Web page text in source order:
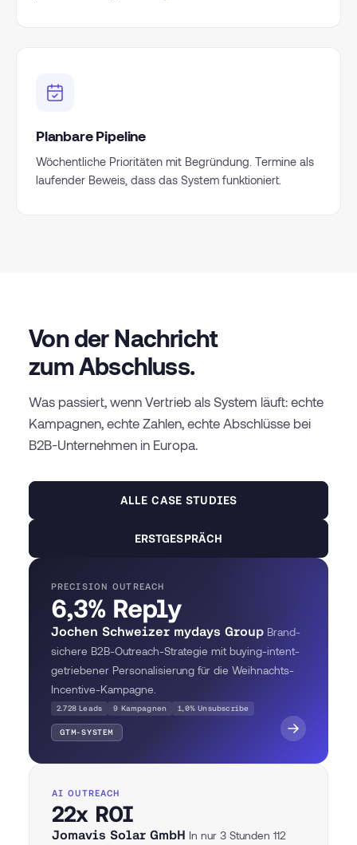
Planbare Pipeline
Wöchentliche Prioritäten mit Begründung. Termine als
laufender Beweis, dass das System funktioniert.
Von der Nachricht
zum Abschluss.
Was passiert, wenn Vertrieb als System läuft: echte
Kampagnen, echte Zahlen, echte Abschlüsse bei
B2B-Unternehmen in Europa.
ALLE CASE STUDIES
ERSTGESPRÄCH
PRECISION OUTREACH
6,3% Reply
Jochen Schweizer mydays Group Brand-
sichere B2B-Outreach-Strategie mit buying-intent-
getriebener Personalisierung für die Weihnachts-
Incentive-Kampagne.
2.728 Leads 9 Kampagnen 1,0% Unsubscribe
GTM-SYSTEM
AI OUTREACH
22x ROI
Jomavis Solar GmbH In nur 3 Stunden 112